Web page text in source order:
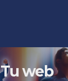
web